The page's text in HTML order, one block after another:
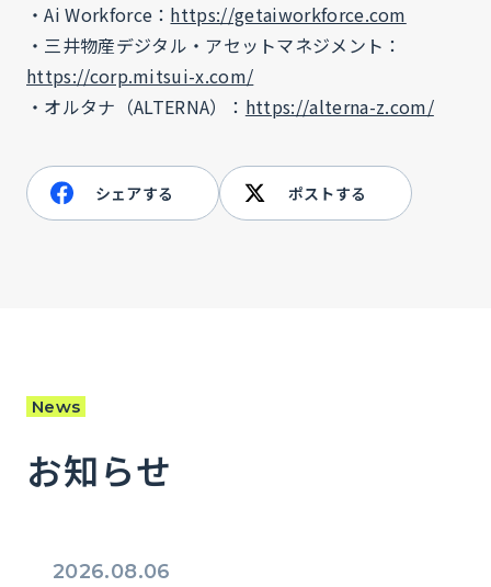
・Ai Workforce： https://getaiworkforce.com
・三井物産デジタル・アセットマネジメント：
https://corp.mitsui-x.com/
・オルタナ（ALTERNA）： https://alterna-z.com/
シェアする ポストする
News
お知らせ
2026.08.06